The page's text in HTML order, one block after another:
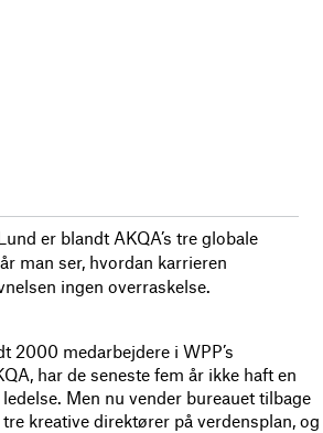
er blandt AKQA’s tre globale
man ser, hvordan karrieren
ingen overraskelse.
2000 medarbejdere i WPP’s
har de seneste fem år ikke haft en
Men nu vender bureauet tilbage
kreative direktører på verdensplan, og